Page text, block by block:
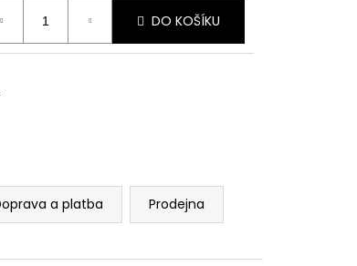
DO KOŠÍKU
a platba
Prodejna